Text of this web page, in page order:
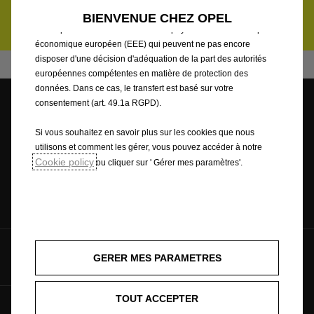
LIRE LA SUITE
Trouvez une
concession
Contactez-nous Prenez RDV
BIENVENUE CHEZ OPEL
qui vous sont davantage adaptées. Certains cookies peuvent être
économique européen (EEE) qui peuvent ne pas encore
disposer d'une décision d'adéquation de la part des autorités
européennes compétentes en matière de protection des
données. Dans ce cas, le transfert est basé sur votre
consentement (art. 49.1a RGPD).
Si vous souhaitez en savoir plus sur les cookies que nous
utilisons et comment les gérer, vous pouvez accéder à notre
Cookie policy ou cliquer sur ' Gérer mes paramètres'.
GERER MES PARAMETRES
TOUT ACCEPTER